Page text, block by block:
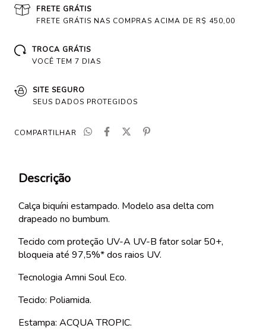
FRETE GRÁTIS
FRETE GRÁTIS NAS COMPRAS ACIMA DE R$ 450,00
TROCA GRÁTIS
VOCÊ TEM 7 DIAS
SITE SEGURO
SEUS DADOS PROTEGIDOS
COMPARTILHAR
Descrição
Calça biquíni estampado. Modelo asa delta com
drapeado no bumbum.
Tecido com proteção UV-A UV-B fator solar 50+,
bloqueia até 97,5%* dos raios UV.
Tecnologia Amni Soul Eco.
Tecido: Poliamida.
Estampa: ACQUA TROPIC.